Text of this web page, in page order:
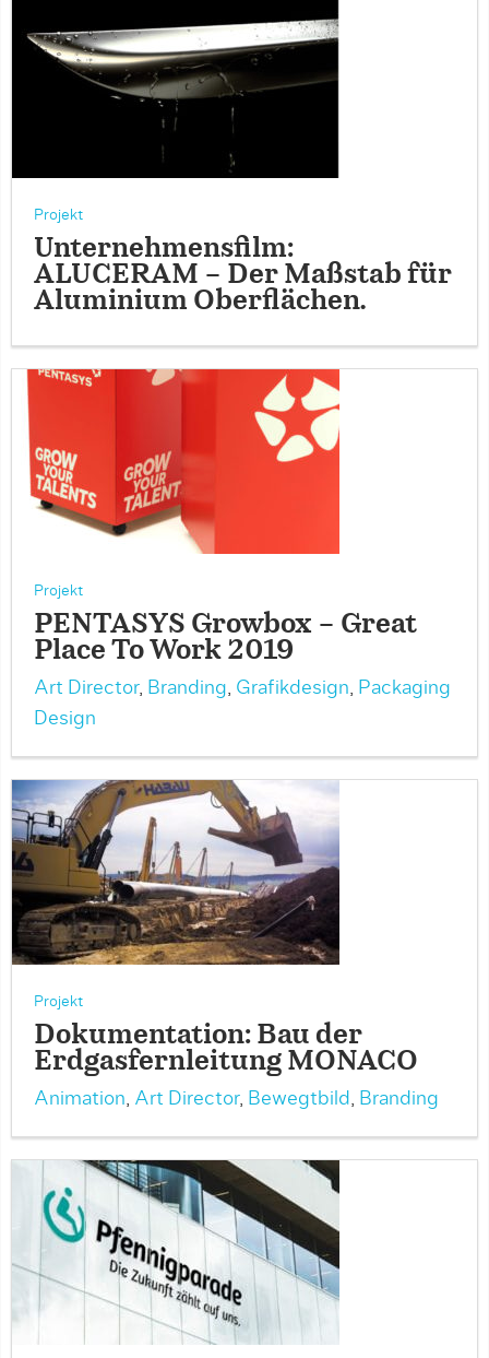
Projekt
Unternehmensfilm:
ALUCERAM – Der Maßstab für
Aluminium Oberflächen.
Projekt
PENTASYS Growbox – Great
Place To Work 2019
Art Director, Branding, Grafikdesign, Packaging
Design
Projekt
Dokumentation: Bau der
Erdgasfernleitung MONACO
Animation, Art Director, Bewegtbild, Branding